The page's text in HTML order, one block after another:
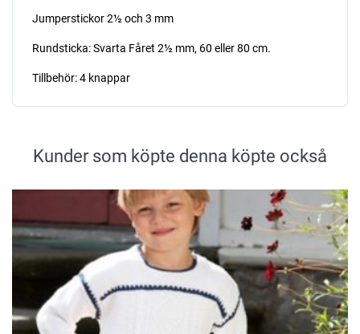
Jumperstickor 2½ och 3 mm
Rundsticka: Svarta Fåret 2½ mm, 60 eller 80 cm.
Tillbehör: 4 knappar
Kunder som köpte denna köpte också